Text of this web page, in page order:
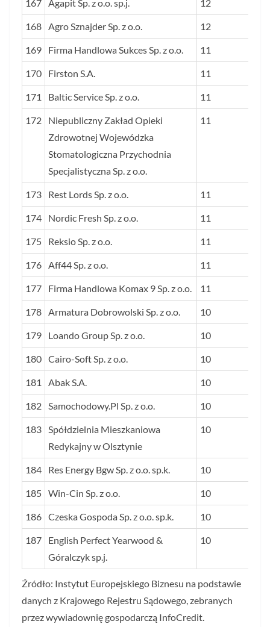
167 Agapit Sp. z o.o. sp.j. 12
168 Agro Sznajder Sp. z o.o. 12
169 Firma Handlowa Sukces Sp. z o.o. 11
170 Firston S.A. 11
171 Baltic Service Sp. z o.o. 11
172
Niepubliczny Zakład Opieki
Zdrowotnej Wojewódzka
Stomatologiczna Przychodnia
Specjalistyczna Sp. z o.o.
11
173 Rest Lords Sp. z o.o. 11
174 Nordic Fresh Sp. z o.o. 11
175 Reksio Sp. z o.o. 11
176 Aff44 Sp. z o.o. 11
177 Firma Handlowa Komax 9 Sp. z o.o. 11
178 Armatura Dobrowolski Sp. z o.o. 10
179 Loando Group Sp. z o.o. 10
180 Cairo-Soft Sp. z o.o. 10
181 Abak S.A. 10
182 Samochodowy.Pl Sp. z o.o. 10
183
Spółdzielnia Mieszkaniowa
Redykajny w Olsztynie
10
184 Res Energy Bgw Sp. z o.o. sp.k. 10
185 Win-Cin Sp. z o.o. 10
186 Czeska Gospoda Sp. z o.o. sp.k. 10
187
English Perfect Yearwood &
Góralczyk sp.j.
10
Źródło: Instytut Europejskiego Biznesu na podstawie
danych z Krajowego Rejestru Sądowego, zebranych
przez wywiadownię gospodarczą InfoCredit.